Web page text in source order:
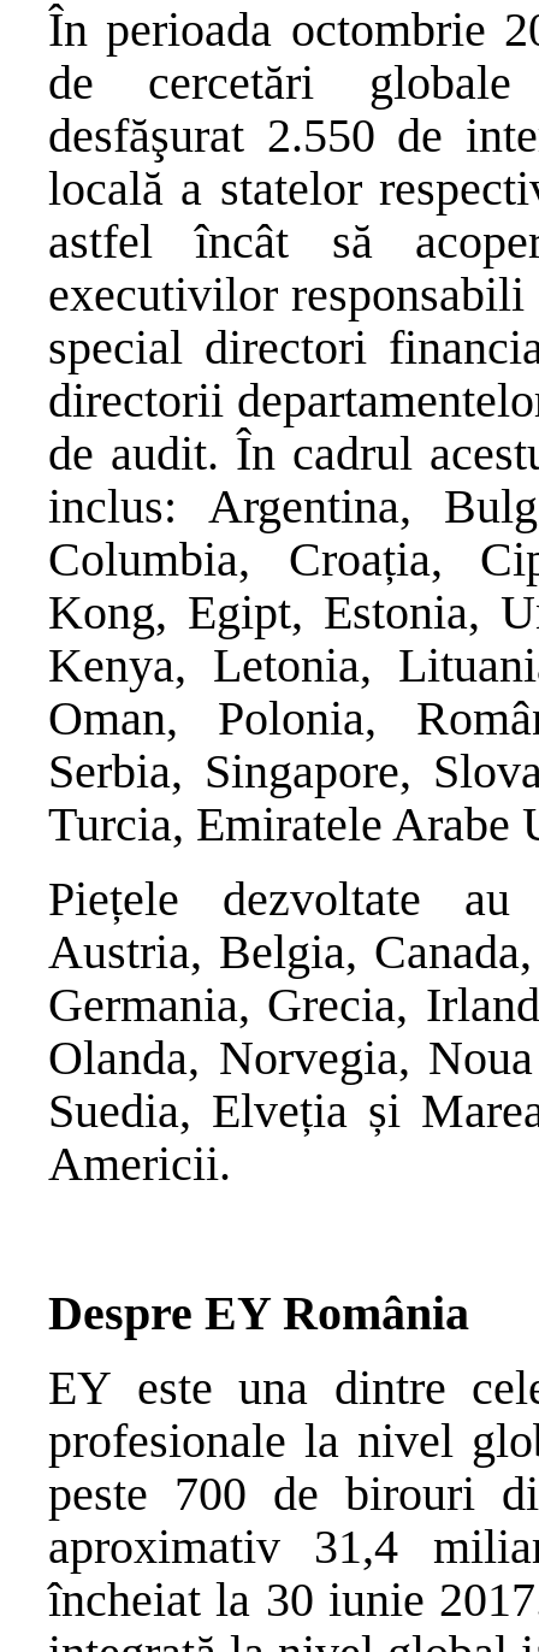
În perioada octombrie
de cercetări
desfăşurat 2.550 de
locală a statelor
astfel încât să
executivilor
special directori
directorii
de audit. În cadrul
inclus: Argentina,
Columbia, Croația,
Kong, Egipt, Estonia,
Kenya, Letonia,
Oman, Polonia,
Serbia, Singapore,
Turcia, Emiratele Arabe
Piețele dezvoltate
Austria, Belgia,
Germania, Grecia,
Olanda, Norvegia,
Suedia, Elveția și
Americii.
Despre EY România
EY este una dintre
profesionale la nivel
peste 700 de birouri
aproximativ 31,4
încheiat la 30 iunie